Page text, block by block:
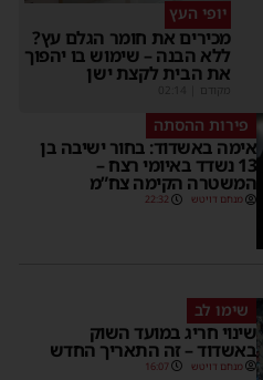
יופי העץ
מכירים את חומר הגלם עץ?
ללא הבנה – שימוש בו יהפוך
את הבית לקצת ישן
מקודם
פירות ההסתה
אימה באשדוד: בחור ישיבה בן
13 נשדד באיומי רצח –
המשטרה הקימה צח”מ
מנחם דויטש 22:32
שימו לב
שינוי חריג במועד השוק
באשדוד – זה התאריך החדש
מנחם דויטש 16:07